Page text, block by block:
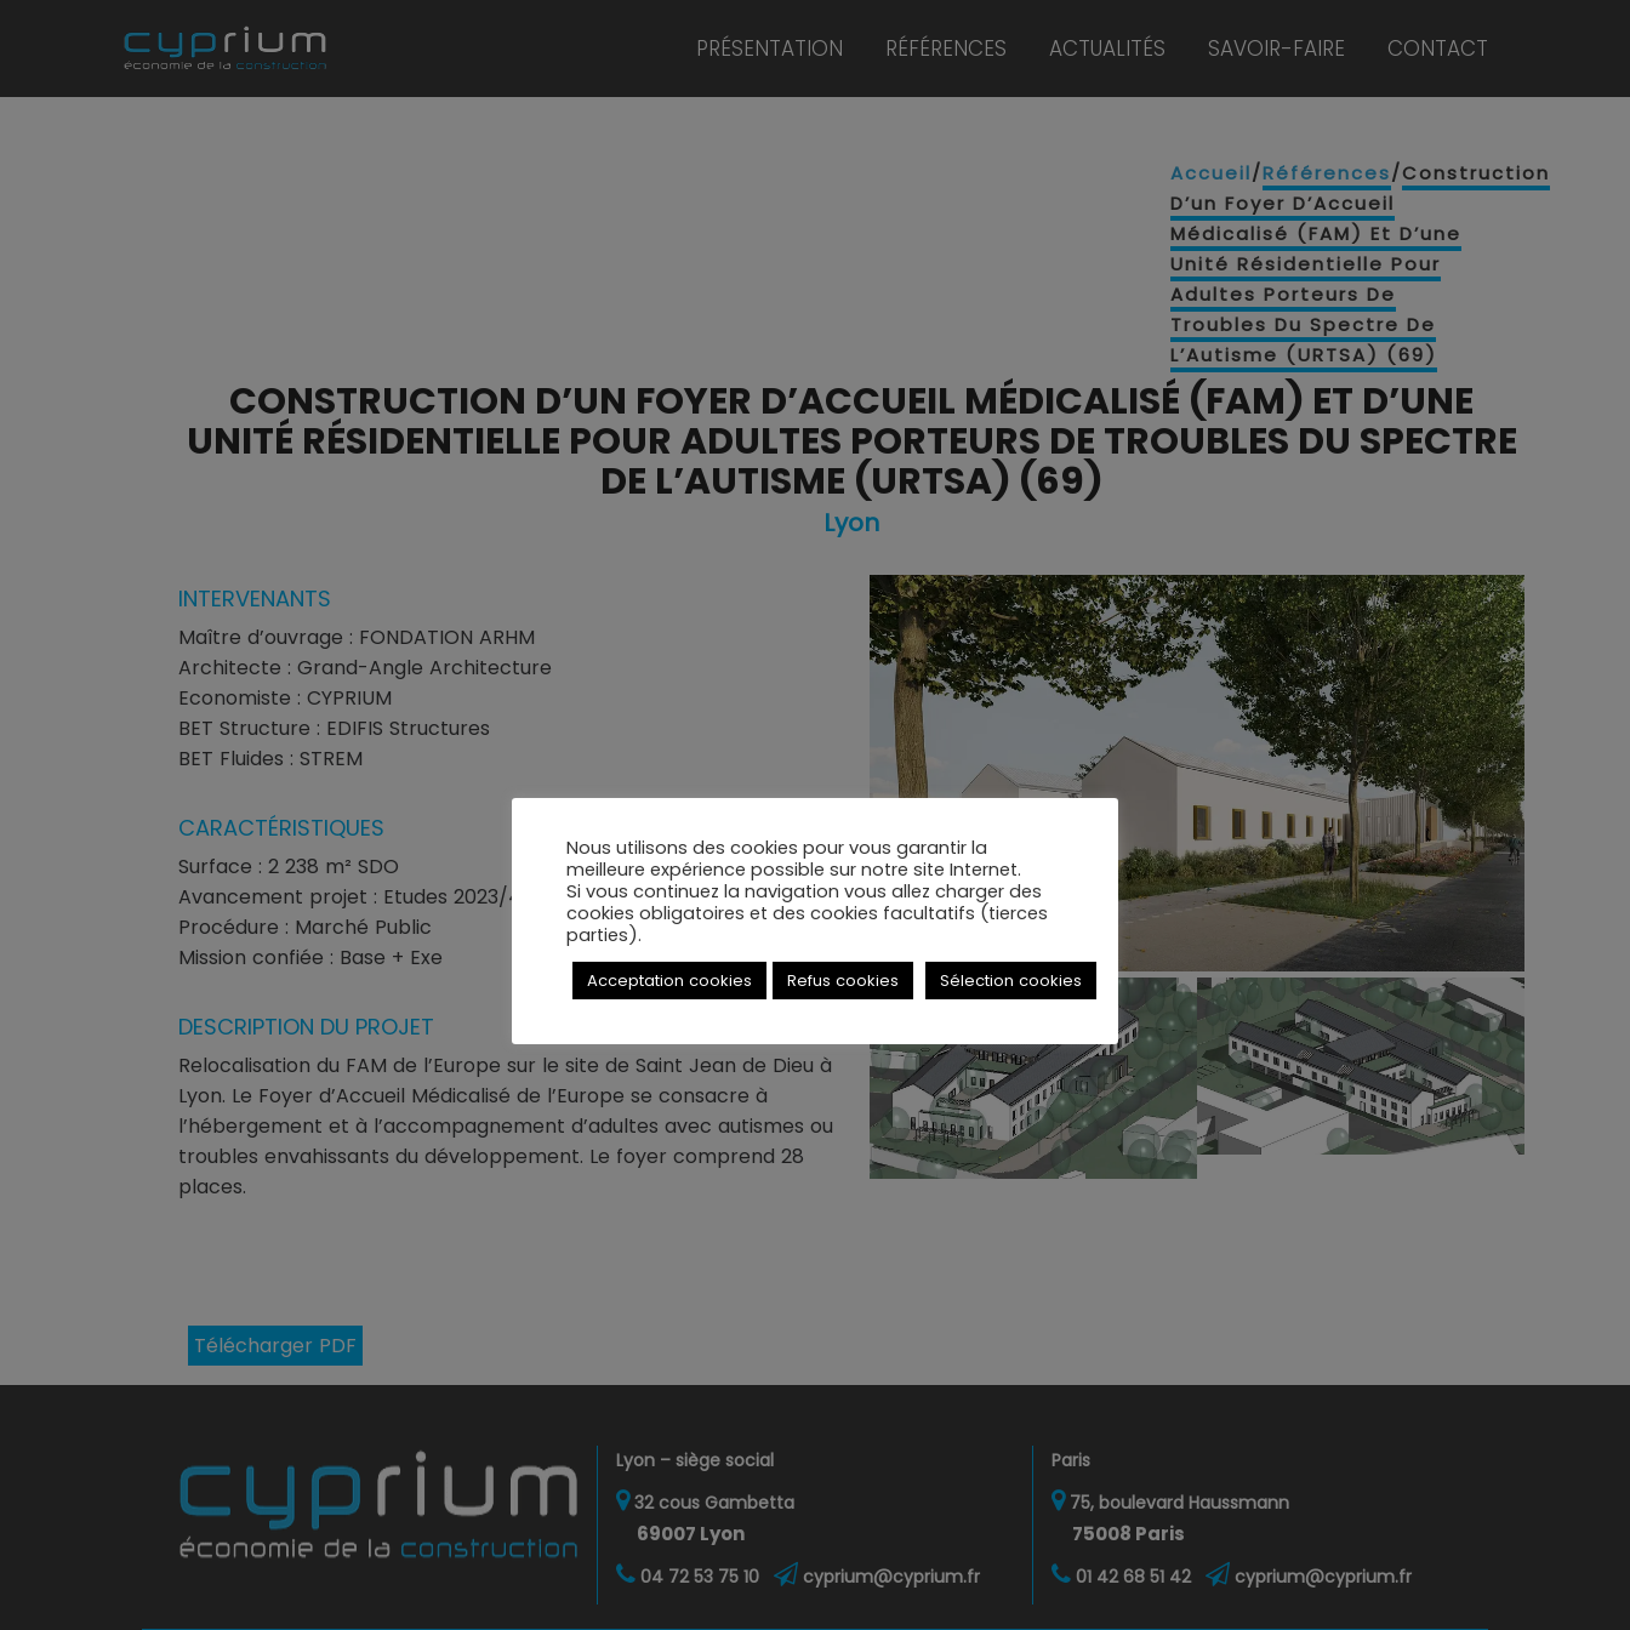
PRÉSENTATION RÉFÉRENCES ACTUALITÉS SAVOIR-FAIRE CONTACT
Accueil/Références/Construction
D’un Foyer D’Accueil
Médicalisé (FAM) Et D’une
Unité Résidentielle Pour
Adultes Porteurs De
Troubles Du Spectre De
L’Autisme (URTSA) (69)
CONSTRUCTION D’UN FOYER D’ACCUEIL MÉDICALISÉ (FAM) ET D’UNE
UNITÉ RÉSIDENTIELLE POUR ADULTES PORTEURS DE TROUBLES DU SPECTRE
DE L’AUTISME (URTSA) (69)
Lyon
INTERVENANTS
Maître d’ouvrage : FONDATION ARHM
Architecte : Grand-Angle Architecture
Economiste : CYPRIUM
BET Structure : EDIFIS Structures
BET Fluides : STREM
CARACTÉRISTIQUES
Surface : 2 238 m² SDO
Avancement projet : Etudes 2023/4 – Livraison 2026
Procédure : Marché Public
Mission confiée : Base + Exe
DESCRIPTION DU PROJET
Relocalisation du FAM de l’Europe sur le site de Saint Jean de Dieu à
Lyon. Le Foyer d’Accueil Médicalisé de l’Europe se consacre à
l’hébergement et à l’accompagnement d’adultes avec autismes ou
troubles envahissants du développement. Le foyer comprend 28
places.
Télécharger PDF
Lyon – siège social
32 cous Gambetta
69007 Lyon
04 72 53 75 10 cyprium@cyprium.fr
Paris
75, boulevard Haussmann
75008 Paris
01 42 68 51 42 cyprium@cyprium.fr
Nous utilisons des cookies pour vous garantir la
meilleure expérience possible sur notre site Internet.
Si vous continuez la navigation vous allez charger des
cookies obligatoires et des cookies facultatifs (tierces
parties).
Acceptation cookies Refus cookies Sélection cookies